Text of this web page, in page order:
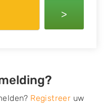
>
Registreer uw